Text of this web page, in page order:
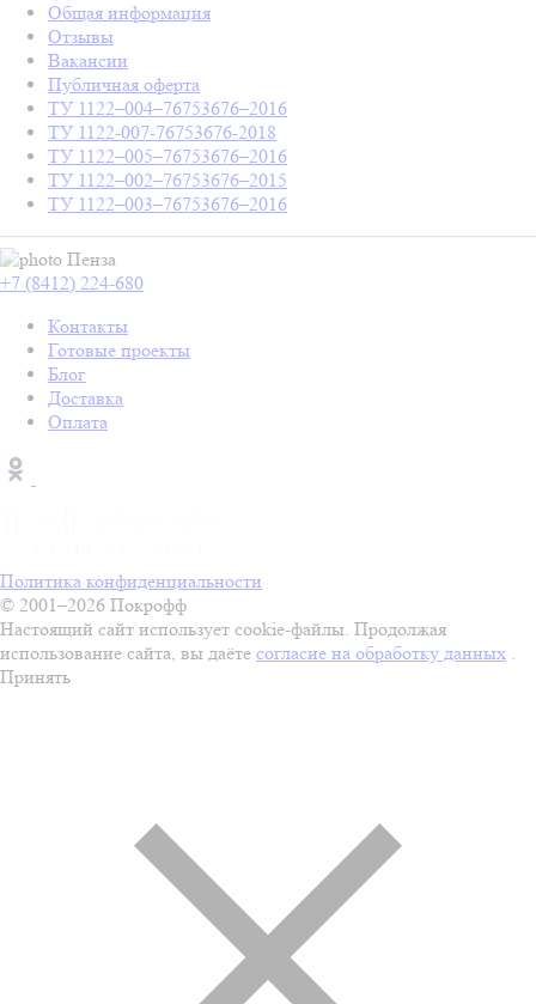
Общая информация
Отзывы
Вакансии
Публичная оферта
ТУ 1122–004–76753676–2016
ТУ 1122-007-76753676-2018
ТУ 1122–005–76753676–2016
ТУ 1122–002–76753676–2015
ТУ 1122–003–76753676–2016
Пенза
+7 (8412) 224-680
Контакты
Готовые проекты
Блог
Доставка
Оплата
Политика конфиденциальности
© 2001–2026 Покрофф
Настоящий сайт использует cookie-файлы. Продолжая
использование сайта, вы даёте согласие на обработку данных .
Принять